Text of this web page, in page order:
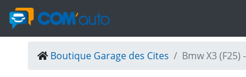
Boutique Garage des Cites Bmw X3 (F25)